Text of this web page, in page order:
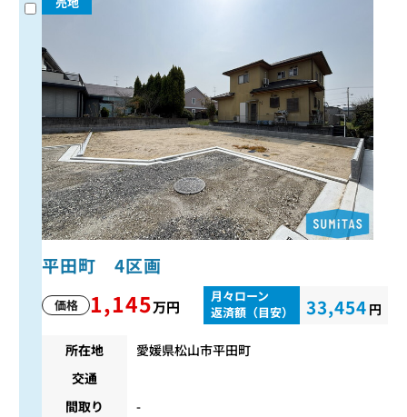
平田町 4区画
価格 1,145万円
月々ローン
返済額（目安）
33,454 円
所在地
愛媛県松山市平田町
交通
間取り
-